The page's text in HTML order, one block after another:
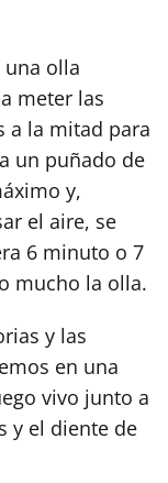
olla
meter las
a la mitad para
un puñado de
y,
el aire, se
6 minuto o 7
mucho la olla.
y las
en una
vivo junto a
y el diente de